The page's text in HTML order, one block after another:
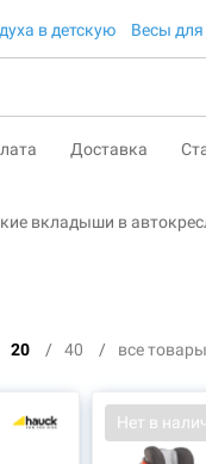
в детскую Весы
Доставка
вкладыши в
20 40 все товары
Нет в